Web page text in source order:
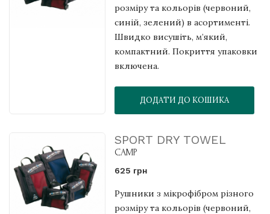
розміру та кольорів (червоний,
синій, зелений) в асортименті.
Швидко висушіть, м’який,
компактний. Покриття упаковки
включена.
ДОДАТИ ДО КОШИКА
SPORT DRY TOWEL
CAMP
625 грн
Рушники з мікрофібром різного
розміру та кольорів (червоний,